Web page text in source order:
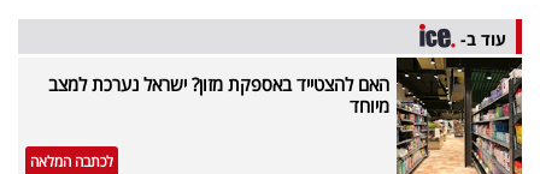
עקבו
אחרינו:
עוד ב-
האם להצטייד באספקת מזון? ישראל נערכת למצב
מיוחד
לכתבה המלאה